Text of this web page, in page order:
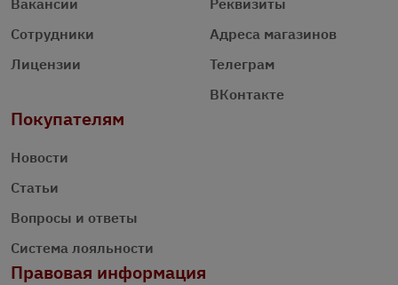
Сотрудники
Лицензии
Адреса магазинов
Телеграм
ВКонтакте
Покупателям
Новости
Статьи
Вопросы и ответы
Система лояльности
Правовая информация